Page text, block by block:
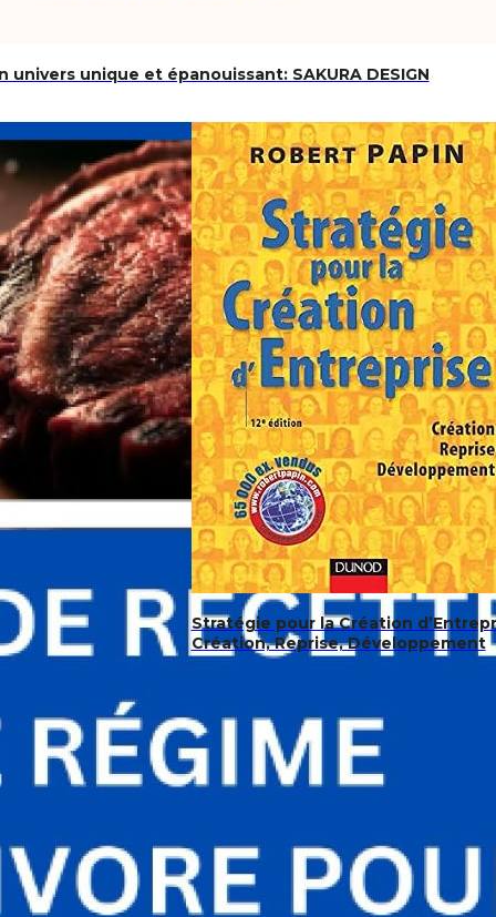
unique et épanouissant: SAKURA DESIGN
Stratégie pour la Création
Création, Reprise, Développement